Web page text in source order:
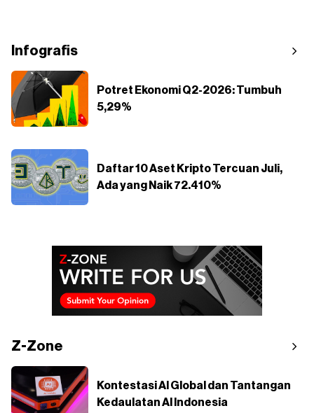
Infografis
Potret Ekonomi Q2-2026: Tumbuh
5,29%
Daftar 10 Aset Kripto Tercuan Juli,
Ada yang Naik 72.410%
Z-Zone
Kontestasi AI Global dan Tantangan
Kedaulatan AI Indonesia